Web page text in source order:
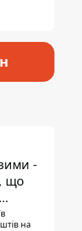
-
що
на